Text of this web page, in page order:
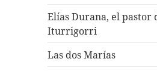
Elías Durana, el pastor
Iturrigorri
Las dos Marías